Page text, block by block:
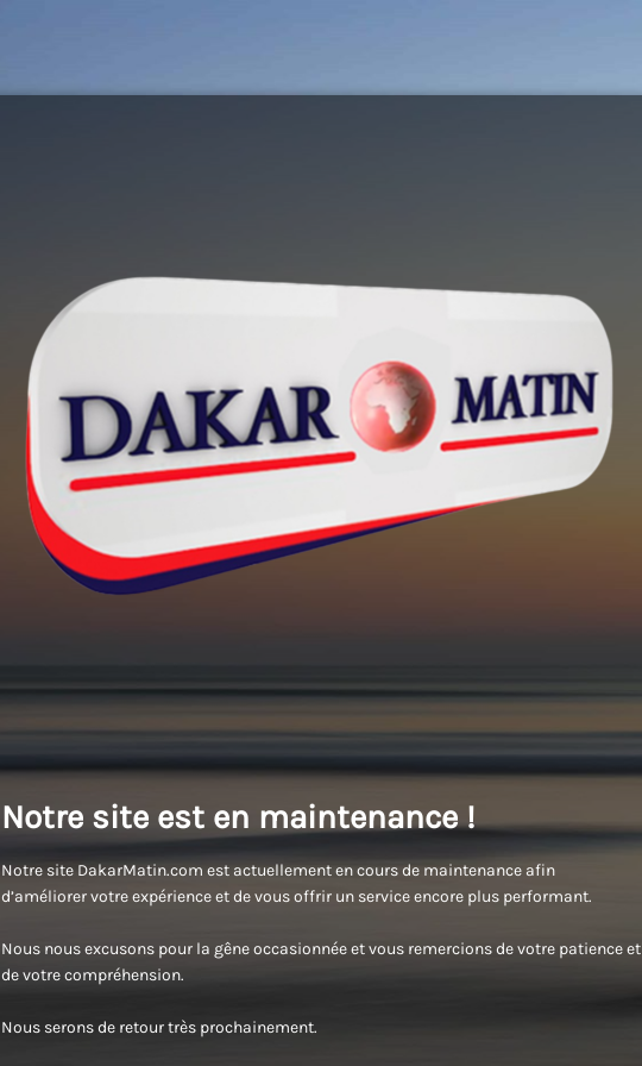
Notre site est en maintenance !
Notre site DakarMatin.com est actuellement en cours de maintenance afin
d’améliorer votre expérience et de vous offrir un service encore plus performant.
Nous nous excusons pour la gêne occasionnée et vous remercions de votre patience et
de votre compréhension.
Nous serons de retour très prochainement.